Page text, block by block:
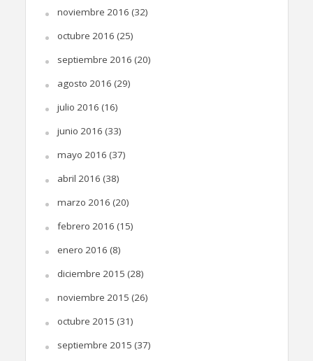
noviembre 2016 (32)
octubre 2016 (25)
septiembre 2016 (20)
agosto 2016 (29)
julio 2016 (16)
junio 2016 (33)
mayo 2016 (37)
abril 2016 (38)
marzo 2016 (20)
febrero 2016 (15)
enero 2016 (8)
diciembre 2015 (28)
noviembre 2015 (26)
octubre 2015 (31)
septiembre 2015 (37)